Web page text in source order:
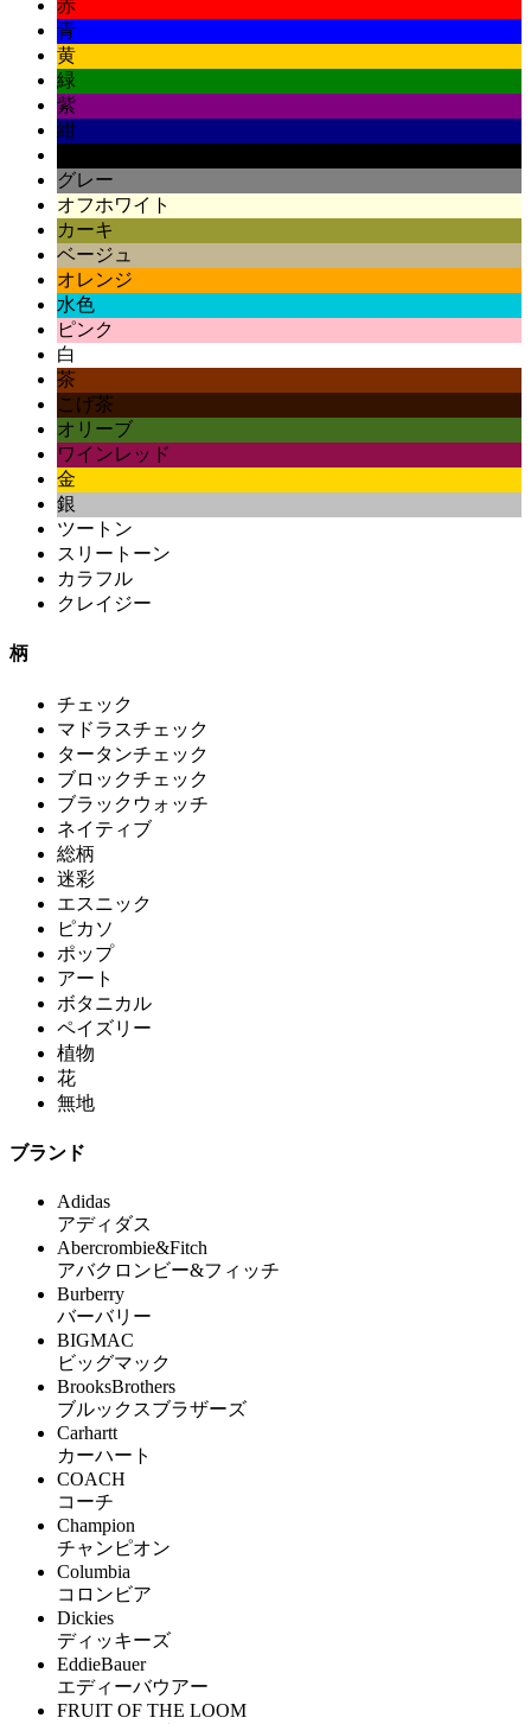
赤
青
黄
緑
紫
紺
グレー
オフホワイト
カーキ
ベージュ
オレンジ
水色
ピンク
白
茶
こげ茶
オリーブ
ワインレッド
金
銀
ツートン
スリートーン
カラフル
クレイジー
柄
チェック
マドラスチェック
タータンチェック
ブロックチェック
ブラックウォッチ
ネイティブ
総柄
迷彩
エスニック
ピカソ
ポップ
アート
ボタニカル
ペイズリー
植物
花
無地
ブランド
Adidas
アディダス
Abercrombie&Fitch
アバクロンビー&フィッチ
Burberry
バーバリー
BIGMAC
ビッグマック
BrooksBrothers
ブルックスブラザーズ
Carhartt
カーハート
COACH
コーチ
Champion
チャンピオン
Columbia
コロンビア
Dickies
ディッキーズ
EddieBauer
エディーバウアー
FRUIT OF THE LOOM